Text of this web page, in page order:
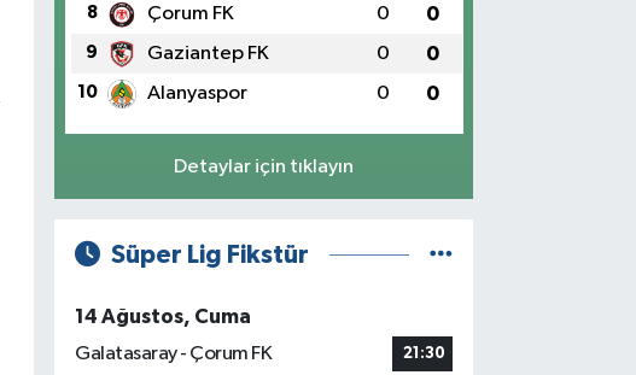
8 Çorum FK 0 0
9 Gaziantep FK 0 0
10 Alanyaspor 0 0
Detaylar için tıklayın
Süper Lig Fikstür
14 Ağustos, Cuma
Galatasaray - Çorum FK
21:30